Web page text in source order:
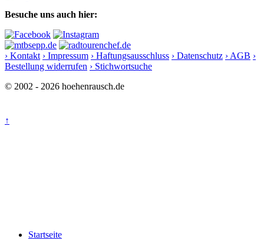
Besuche uns auch hier:
› Kontakt › Impressum › Haftungsausschluss › Datenschutz › AGB ›
Bestellung widerrufen › Stichwortsuche
© 2002 - 2026 hoehenrausch.de
↑
Startseite